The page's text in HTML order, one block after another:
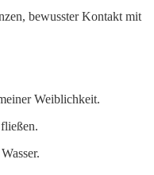
bewusster Kontakt mit
Weiblichkeit.